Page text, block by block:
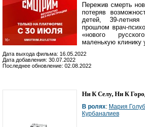
Пережив смерть
потеряв
детей, 39-
прошлом врач-
«нового
маленькую клинику
Дата выхода фильма: 16.05.2022
Дата добавления: 30.07.2022
Последнее обновление: 02.08.2022
Ни К Селу, Ни К
В ролях: Мария
Курбаналиев